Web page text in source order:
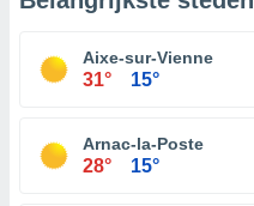
Aixe-sur-Vienne
31° 15°
Arnac-la-Poste
28° 15°